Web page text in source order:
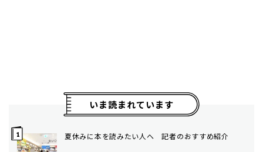
いま読まれています
夏休みに本を読みたい人へ 記者のおすすめ紹介